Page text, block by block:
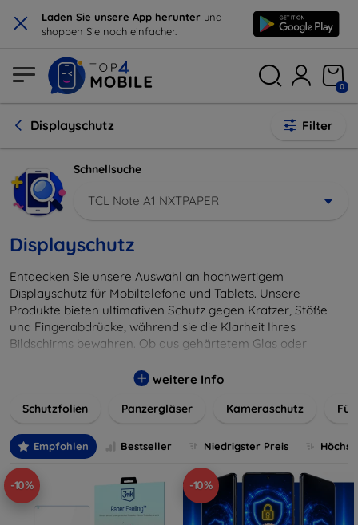
× Laden Sie unsere App herunter und
shoppen Sie noch einfacher.
0
Displayschutz Filter
Schnellsuche
TCL Note A1 NXTPAPER
Displayschutz
Entdecken Sie unsere Auswahl an hochwertigem
Displayschutz für Mobiltelefone und Tablets. Unsere
Produkte bieten ultimativen Schutz gegen Kratzer, Stöße
und Fingerabdrücke, während sie die Klarheit Ihres
Bildschirms bewahren. Ob aus gehärtetem Glas oder
installieren und passgenau für jedes Gerät, um eine
wertvolles Gerät mit unseren langlebigen und zuverlässigen
digitales Erlebnis.
weitere Info
Schutzfolien Panzergläser Kameraschutz
Empfohlen Bestseller Niedrigster Preis
-10% -10%